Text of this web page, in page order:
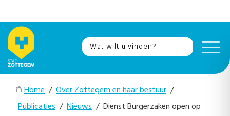
Home / Over Zottegem en haar bestuur /
Publicaties / Nieuws / Dienst Burgerzaken open op